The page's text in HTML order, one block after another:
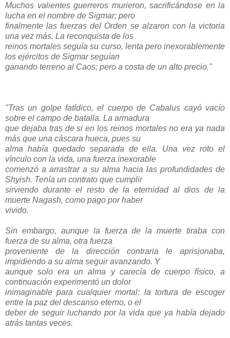
Muchos valientes guerreros murieron, sacrificándose en la
lucha en el nombre de Sigmar; pero
finalmente las fuerzas del Orden se alzaron con la victoria
una vez más. La reconquista de los
reinos mortales seguía su curso, lenta pero inexorablemente
los ejércitos de Sigmar seguían
ganando terreno al Caos; pero a costa de un alto precio."
"Tras un golpe fatídico, el cuerpo de Cabalus cayó vacío
sobre el campo de batalla. La armadura
que dejaba tras de si en los reinos mortales no era ya nada
más que una cáscara hueca, pues su
alma había quedado separada de ella. Una vez roto el
vínculo con la vida, una fuerza inexorable
comenzó a arrastrar a su alma hacia las profundidades de
Shyish. Tenía un contrato que cumplir
sirviendo durante el resto de la eternidad al dios de la
muerte Nagash, como pago por haber
vivido.
Sin embargo, aunque la fuerza de la muerte tiraba con
fuerza de su alma, otra fuerza
proveniente de la dirección contraria le aprisionaba,
impidiendo a su alma seguir avanzando. Y
aunque solo era un alma y carecía de cuerpo físico, a
continuación experimentó un dolor
inimaginable para cualquier mortal: la tortura de escoger
entre la paz del descanso eterno, o el
deber de seguir luchando por la vida que ya había dejado
atrás tantas veces.